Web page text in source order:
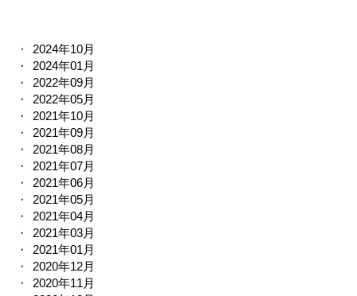
2024年10月
2024年01月
2022年09月
2022年05月
2021年10月
2021年09月
2021年08月
2021年07月
2021年06月
2021年05月
2021年04月
2021年03月
2021年01月
2020年12月
2020年11月